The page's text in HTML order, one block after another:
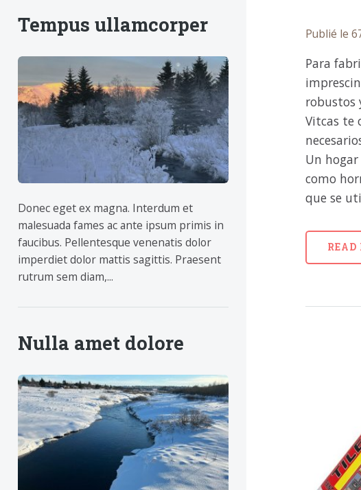
Publié le
Para
robustos
Vitcas te
Un
como
que se
READ
Tempus ullamcorper
Donec eget ex magna. Interdum et
malesuada fames ac ante ipsum primis in
faucibus. Pellentesque venenatis dolor
imperdiet dolor mattis sagittis. Praesent
rutrum sem diam,...
Nulla amet dolore